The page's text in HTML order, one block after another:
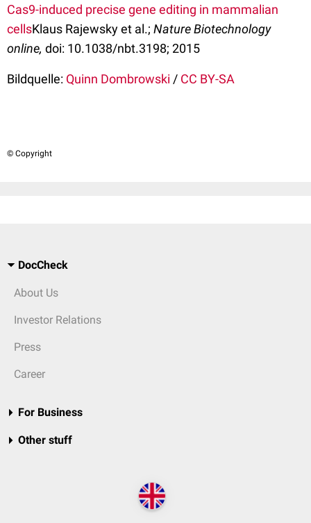
Cas9-induced precise gene editing in mammalian
cellsKlaus Rajewsky et al.; Nature Biotechnology
online, doi: 10.1038/nbt.3198; 2015
Bildquelle: Quinn Dombrowski / CC BY-SA
© Copyright
DocCheck
About Us
Investor Relations
Press
Career
For Business
Other stuff